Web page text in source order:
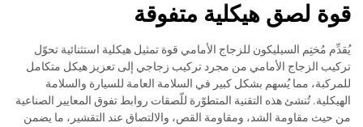
قوة لصق هيكلية متفوقة
يُقدِّم مُختِم السيليكون للزجاج الأمامي قوة تمثيل هيكلية استثنائية تحوّل
تركيب الزجاج الأمامي من مجرد تركيب زجاجي إلى تعزيز هيكل متكامل
للمركبة، مما يُسهم بشكل كبير في السلامة العامة للسيارة والسلامة
الهيكلية. تُنشئ هذه التقنية المتطوّرة للّصقات روابط تفوق المعايير الصناعية
من حيث مقاومة الشد، ومقاومة القص، والالتصاق عند التقشير، ما يضمن